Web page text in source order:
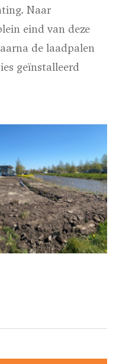
Naar
eind van deze
de laadpalen
geïnstalleerd